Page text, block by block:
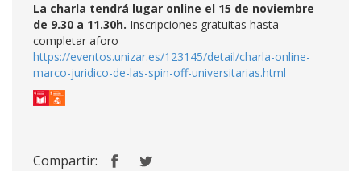
La charla tendrá lugar online el 15 de noviembre
de 9.30 a 11.30h. Inscripciones gratuitas hasta
completar aforo
https://eventos.unizar.es/123145/detail/charla-online-
marco-juridico-de-las-spin-off-universitarias.html
Compartir: